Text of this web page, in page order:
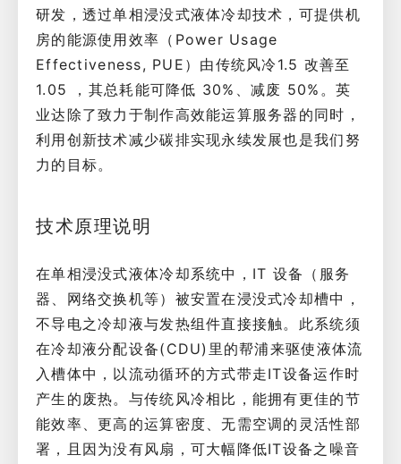
研发，透过单相浸没式液体冷却技术，可提供机
房的能源使用效率（Power Usage
Effectiveness, PUE）由传统风冷1.5 改善至
1.05 ，其总耗能可降低 30%、减废 50%。英
业达除了致力于制作高效能运算服务器的同时，
利用创新技术减少碳排实现永续发展也是我们努
力的目标。
技术原理说明
在单相浸没式液体冷却系统中，IT 设备（服务
器、网络交换机等）被安置在浸没式冷却槽中，
不导电之冷却液与发热组件直接接触。此系统须
在冷却液分配设备(CDU)里的帮浦来驱使液体流
入槽体中，以流动循环的方式带走IT设备运作时
产生的废热。与传统风冷相比，能拥有更佳的节
能效率、更高的运算密度、无需空调的灵活性部
署，且因为没有风扇，可大幅降低IT设备之噪音